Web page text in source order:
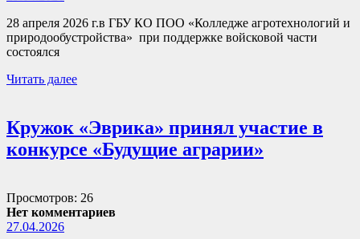
28 апреля 2026 г.в ГБУ КО ПОО «Колледже агротехнологий и
природообустройства» при поддержке войсковой части
состоялся
Читать далее
Кружок «Эврика» принял участие в
конкурсе «Будущие аграрии»
Просмотров: 26
Нет комментариев
27.04.2026